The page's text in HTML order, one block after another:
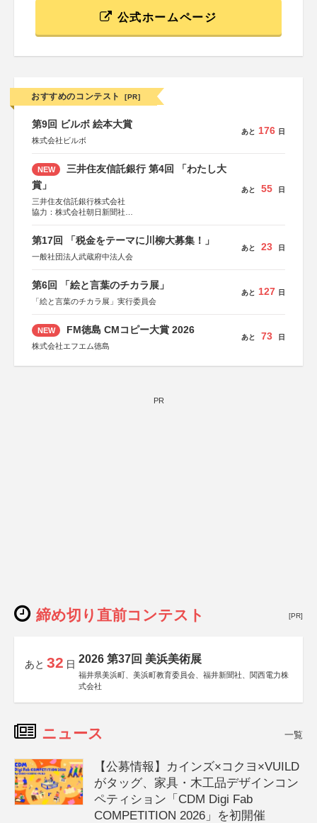
公式ホームページ
おすすめのコンテスト [PR]
第9回 ビルボ 絵本大賞
株式会社ビルボ
あと 176 日
NEW
三井住友信託銀行 第4回 「わたし大
賞」
三井住友信託銀行株式会社
協力：株式会社朝日新聞社
あと 55 日
第17回 「税金をテーマに川柳大募集！」
一般社団法人武蔵府中法人会
あと 23 日
第6回 「絵と言葉のチカラ展」
「絵と言葉のチカラ展」実行委員会
あと 127 日
NEW FM徳島 CMコピー大賞 2026
株式会社エフエム徳島
あと 73 日
PR
締め切り直前コンテスト [PR]
あと 32 日 2026 第37回 美浜美術展
福井県美浜町、美浜町教育委員会、福井新聞社、関西電力株
式会社
ニュース 一覧
【公募情報】カインズ×コクヨ×VUILD
がタッグ、家具・木工品デザインコン
ペティション「CDM Digi Fab
COMPETITION 2026」を初開催